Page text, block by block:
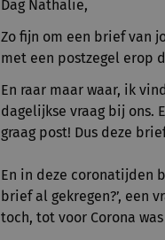
Dag Nathalie,
Zo fijn om een brief van
met een postzegel erop
En raar maar waar, ik
dagelijkse vraag bij ons.
graag post! Dus deze
En in deze coronatijden
brief al gekregen?’, een
toch, tot voor Corona